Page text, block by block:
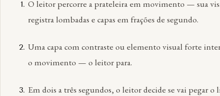
O leitor percorre a prateleira em movimento — sua
registra lombadas e capas em frações de segundo.
Uma capa com contraste ou elemento visual forte
o movimento — o leitor para.
Em dois a três segundos, o leitor decide se vai pegar o